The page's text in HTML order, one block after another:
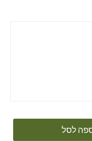
לסל